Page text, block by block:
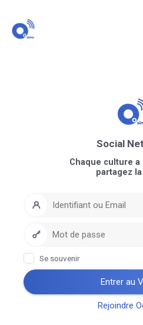
Social
Chaque culture
partagez
Se souvenir
Entrer au
Rejoindre